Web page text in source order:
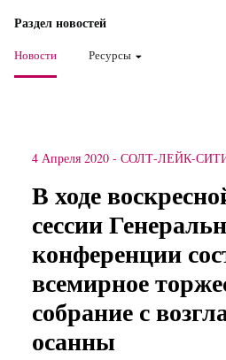
Раздел новостей
Новости Ресурсы
4 Апреля 2020 - СОЛТ-ЛЕЙК-
В ходе
сессии
конференции
всемирное
собрание с
осанны